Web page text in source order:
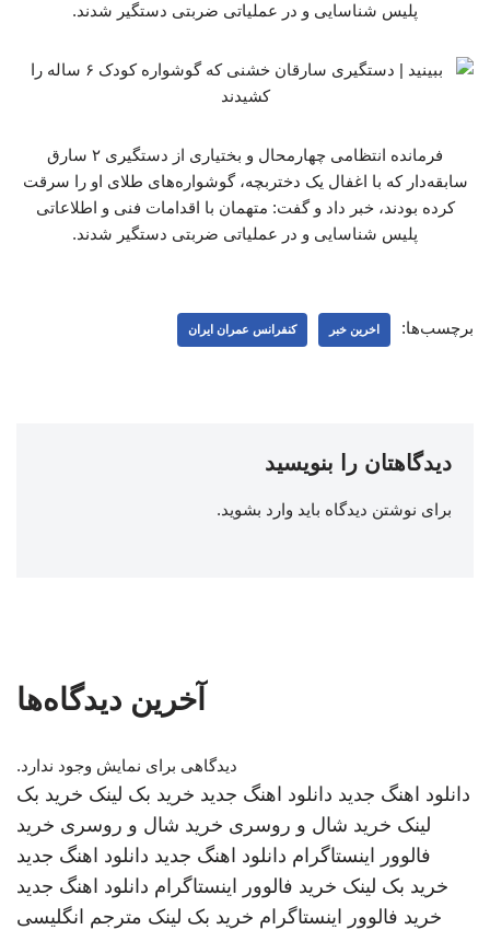
پلیس شناسایی و در عملیاتی ضربتی دستگیر شدند.
فرمانده انتظامی چهارمحال و بختیاری از دستگیری ۲ سارق
سابقه‌دار که با اغفال یک دختربچه، گوشواره‌های طلای او را سرقت
کرده بودند، خبر داد و گفت: متهمان با اقدامات فنی و اطلاعاتی
پلیس شناسایی و در عملیاتی ضربتی دستگیر شدند.
برچسب‌ها: اخرین خبر کنفرانس عمران ایران
دیدگاهتان را بنویسید
برای نوشتن دیدگاه باید وارد بشوید.
آخرین دیدگاه‌ها
دیدگاهی برای نمایش وجود ندارد.
دانلود اهنگ جدید دانلود اهنگ جدید خرید بک لینک خرید بک
لینک خرید شال و روسری خرید شال و روسری خرید
فالوور اینستاگرام دانلود اهنگ جدید دانلود اهنگ جدید
خرید بک لینک خرید فالوور اینستاگرام دانلود اهنگ جدید
خرید فالوور اینستاگرام خرید بک لینک مترجم انگلیسی